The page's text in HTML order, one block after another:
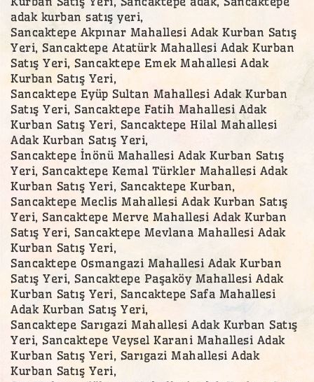
adak kurban satış yeri,
Sancaktepe Akpınar Mahallesi Adak Kurban Satış
Yeri, Sancaktepe Atatürk Mahallesi Adak Kurban
Satış Yeri, Sancaktepe Emek Mahallesi Adak
Kurban Satış Yeri,
Sancaktepe Eyüp Sultan Mahallesi Adak Kurban
Satış Yeri, Sancaktepe Fatih Mahallesi Adak
Kurban Satış Yeri, Sancaktepe Hilal Mahallesi
Adak Kurban Satış Yeri,
Sancaktepe İnönü Mahallesi Adak Kurban Satış
Yeri, Sancaktepe Kemal Türkler Mahallesi Adak
Kurban Satış Yeri, Sancaktepe Kurban,
Sancaktepe Meclis Mahallesi Adak Kurban Satış
Yeri, Sancaktepe Merve Mahallesi Adak Kurban
Satış Yeri, Sancaktepe Mevlana Mahallesi Adak
Kurban Satış Yeri,
Sancaktepe Osmangazi Mahallesi Adak Kurban
Satış Yeri, Sancaktepe Paşaköy Mahallesi Adak
Kurban Satış Yeri, Sancaktepe Safa Mahallesi
Adak Kurban Satış Yeri,
Sancaktepe Sarıgazi Mahallesi Adak Kurban Satış
Yeri, Sancaktepe Veysel Karani Mahallesi Adak
Kurban Satış Yeri, Sarıgazi Mahallesi Adak
Kurban Satış Yeri,